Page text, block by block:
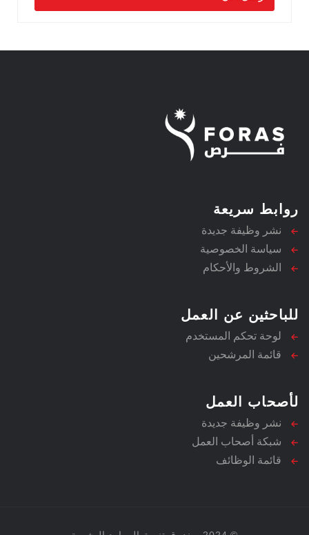
روابط سريعة
نشر وظيفة جديدة
سياسة الخصوصية
الشروط والأحكام
للباحثين عن العمل
لوحة تحكم المستخدم
قائمة المرشحين
لأصحاب العمل
نشر وظيفة جديدة
شبكة أصحاب العمل
قائمة الوظائف